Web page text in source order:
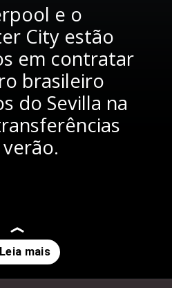
e o
City estão
em contratar
brasileiro
do Sevilla na